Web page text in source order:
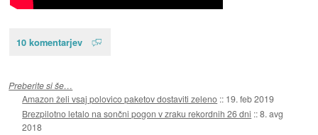
10 komentarjev
Preberite si še…
Amazon želi vsaj polovico paketov dostaviti zeleno :: 19. feb 2019
Brezpilotno letalo na sončni pogon v zraku rekordnih 26 dni ::8. avg
2018